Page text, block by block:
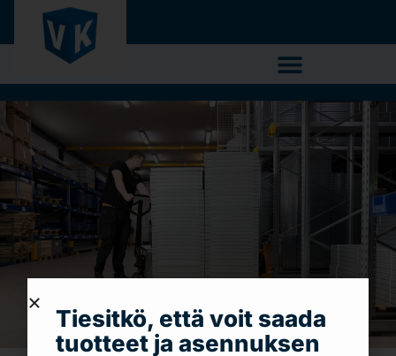
Tiesitkö, että voit saada
tuotteet ja asennuksen